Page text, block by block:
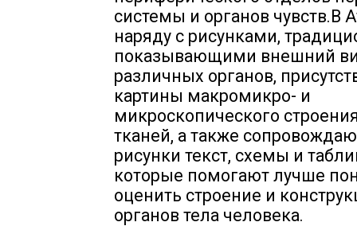
системы и органов чувств.В
наряду с рисунками,
показывающими внешний
различных органов,
картины макромикро- и
микроскопического
тканей, а также
рисунки текст, схемы и
которые помогают лучше
оценить строение и
органов тела человека.